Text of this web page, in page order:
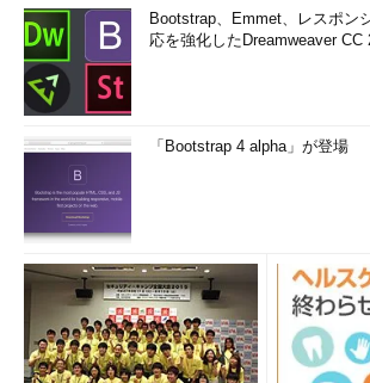
Bootstrap、Emmet、レスポン
応を強化したDreamweaver CC
「Bootstrap 4 alpha」が登場